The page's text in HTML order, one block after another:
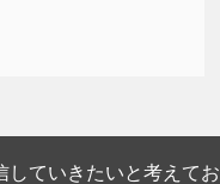
していきたいと考えてお